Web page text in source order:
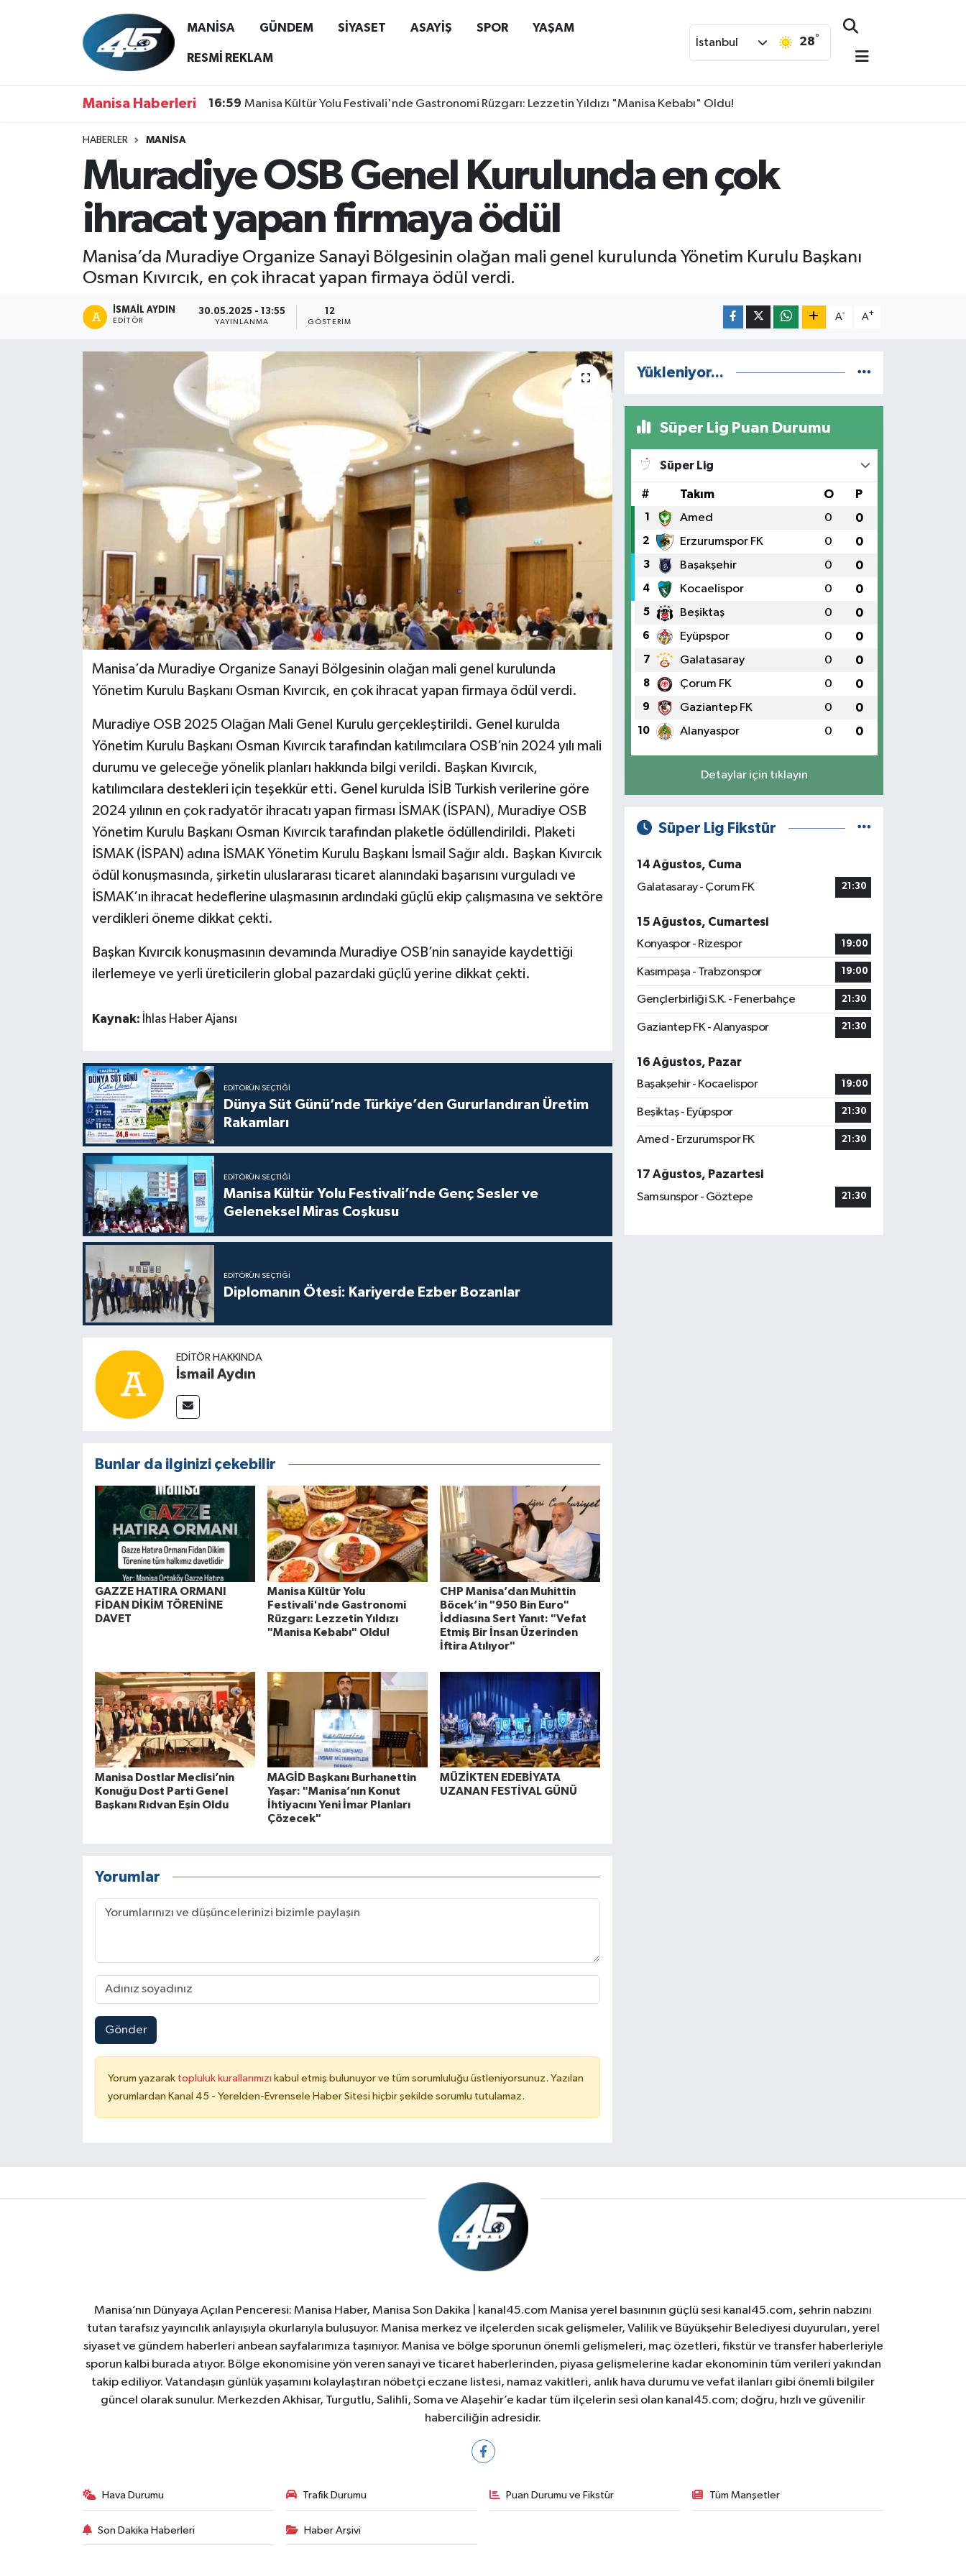
MANİSA GÜNDEM SİYASET ASAYİŞ SPOR YAŞAM
RESMİ REKLAM
İstanbul 28°
Manisa Haberleri 16:59 Manisa Kültür Yolu Festivali'nde Gastronomi Rüzgarı: Lezzetin Yıldızı "Manisa Kebabı" Oldu!
HABERLER MANİSA
Muradiye OSB Genel Kurulunda en çok
ihracat yapan firmaya ödül
Manisa’da Muradiye Organize Sanayi Bölgesinin olağan mali genel kurulunda Yönetim Kurulu Başkanı
Osman Kıvırcık, en çok ihracat yapan firmaya ödül verdi.
İSMAIL AYDIN
EDITÖR
30.05.2025 - 13:55
YAYINLANMA
12
GÖSTERIM
A- A+
Manisa’da Muradiye Organize Sanayi Bölgesinin olağan mali genel kurulunda
Yönetim Kurulu Başkanı Osman Kıvırcık, en çok ihracat yapan firmaya ödül verdi.
Muradiye OSB 2025 Olağan Mali Genel Kurulu gerçekleştirildi. Genel kurulda
Yönetim Kurulu Başkanı Osman Kıvırcık tarafından katılımcılara OSB’nin 2024 yılı mali
durumu ve geleceğe yönelik planları hakkında bilgi verildi. Başkan Kıvırcık,
katılımcılara destekleri için teşekkür etti. Genel kurulda İSİB Turkish verilerine göre
2024 yılının en çok radyatör ihracatı yapan firması İSMAK (İSPAN), Muradiye OSB
Yönetim Kurulu Başkanı Osman Kıvırcık tarafından plaketle ödüllendirildi. Plaketi
İSMAK (İSPAN) adına İSMAK Yönetim Kurulu Başkanı İsmail Sağır aldı. Başkan Kıvırcık
ödül konuşmasında, şirketin uluslararası ticaret alanındaki başarısını vurguladı ve
İSMAK’ın ihracat hedeflerine ulaşmasının ardındaki güçlü ekip çalışmasına ve sektöre
verdikleri öneme dikkat çekti.
Başkan Kıvırcık konuşmasının devamında Muradiye OSB’nin sanayide kaydettiği
ilerlemeye ve yerli üreticilerin global pazardaki güçlü yerine dikkat çekti.
Kaynak: İhlas Haber Ajansı
EDITÖRÜN SEÇTIĞI
Dünya Süt Günü’nde Türkiye’den Gururlandıran Üretim
Rakamları
EDITÖRÜN SEÇTIĞI
Manisa Kültür Yolu Festivali’nde Genç Sesler ve
Geleneksel Miras Coşkusu
EDITÖRÜN SEÇTIĞI
Diplomanın Ötesi: Kariyerde Ezber Bozanlar
EDITÖR HAKKINDA
İsmail Aydın
Bunlar da ilginizi çekebilir
GAZZE HATIRA ORMANI
FİDAN DİKİM TÖRENİNE
DAVET
Manisa Kültür Yolu
Festivali'nde Gastronomi
Rüzgarı: Lezzetin Yıldızı
"Manisa Kebabı" Oldu!
CHP Manisa’dan Muhittin
Böcek’in "950 Bin Euro"
İddiasına Sert Yanıt: "Vefat
Etmiş Bir İnsan Üzerinden
İftira Atılıyor"
Manisa Dostlar Meclisi’nin
Konuğu Dost Parti Genel
Başkanı Rıdvan Eşin Oldu
MAGİD Başkanı Burhanettin
Yaşar: "Manisa’nın Konut
İhtiyacını Yeni İmar Planları
Çözecek"
MÜZİKTEN EDEBİYATA
UZANAN FESTİVAL GÜNÜ
Yorumlar
Gönder
Yorum yazarak topluluk kurallarımızı kabul etmiş bulunuyor ve tüm sorumluluğu üstleniyorsunuz. Yazılan
yorumlardan Kanal 45 - Yerelden-Evrensele Haber Sitesi hiçbir şekilde sorumlu tutulamaz.
Yükleniyor...
Süper Lig Puan Durumu
Süper Lig
# Takım O P
1 Amed 0 0
2 Erzurumspor FK 0 0
3 Başakşehir 0 0
4 Kocaelispor 0 0
5 Beşiktaş 0 0
6 Eyüpspor 0 0
7 Galatasaray 0 0
8 Çorum FK 0 0
9 Gaziantep FK 0 0
10 Alanyaspor 0 0
Detaylar için tıklayın
Süper Lig Fikstür
14 Ağustos, Cuma
Galatasaray - Çorum FK
21:30
15 Ağustos, Cumartesi
Konyaspor - Rizespor
19:00
Kasımpaşa - Trabzonspor 19:00
Gençlerbirliği S.K. - Fenerbahçe 21:30
Gaziantep FK - Alanyaspor 21:30
16 Ağustos, Pazar
Başakşehir - Kocaelispor
19:00
Beşiktaş - Eyüpspor 21:30
Amed - Erzurumspor FK 21:30
17 Ağustos, Pazartesi
Samsunspor - Göztepe
21:30
Manisa’nın Dünyaya Açılan Penceresi: Manisa Haber, Manisa Son Dakika | kanal45.com Manisa yerel basınının güçlü sesi kanal45.com, şehrin nabzını
tutan tarafsız yayıncılık anlayışıyla okurlarıyla buluşuyor. Manisa merkez ve ilçelerden sıcak gelişmeler, Valilik ve Büyükşehir Belediyesi duyuruları, yerel
siyaset ve gündem haberleri anbean sayfalarımıza taşınıyor. Manisa ve bölge sporunun önemli gelişmeleri, maç özetleri, fikstür ve transfer haberleriyle
sporun kalbi burada atıyor. Bölge ekonomisine yön veren sanayi ve ticaret haberlerinden, piyasa gelişmelerine kadar ekonominin tüm verileri yakından
takip ediliyor. Vatandaşın günlük yaşamını kolaylaştıran nöbetçi eczane listesi, namaz vakitleri, anlık hava durumu ve vefat ilanları gibi önemli bilgiler
güncel olarak sunulur. Merkezden Akhisar, Turgutlu, Salihli, Soma ve Alaşehir’e kadar tüm ilçelerin sesi olan kanal45.com; doğru, hızlı ve güvenilir
haberciliğin adresidir.
Hava Durumu Trafik Durumu Puan Durumu ve Fikstür Tüm Manşetler
Son Dakika Haberleri Haber Arşivi
MANİSA
RESMİ REKLAM
Hava Durumu
Tüm Manşetler
Son Dakika Haberleri